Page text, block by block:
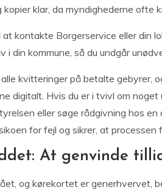
klar, da myndighederne ofte
kontakte Borgerservice eller din
i din kommune, så du undgår
kvitteringer på betalte gebyrer,
digitalt. Hvis du er i tvivl om
eller søge rådgivning hos
for fejl og sikrer, at
At genvinde
og kørekortet er generhvervet,